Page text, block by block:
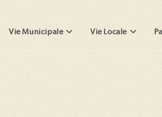
Vie Municipale Vie Locale